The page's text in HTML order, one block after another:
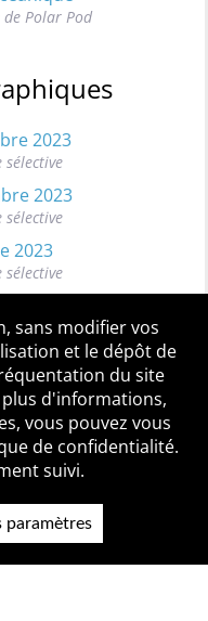
Polar Pod
2023
2023
2023
légales
Accessibilité
Contact
sans modifier vos
et le dépôt de
du site
d'informations,
vous pouvez vous
de confidentialité.
suivi.
paramètres